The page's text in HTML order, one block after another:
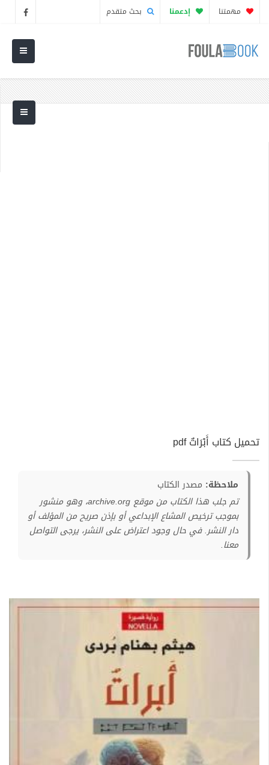
مهمتنا إدعمنا بحث متقدم
تحميل كتاب أَبْرَاتٌ pdf
ملاحظة: مصدر الكتاب
تم جلب هذا الكتاب من موقع archive.org، وهو منشور
بموجب ترخيص المشاع الإبداعي أو بإذن صريح من المؤلف أو
دار النشر. في حال وجود اعتراض على النشر، يرجى التواصل
معنا.